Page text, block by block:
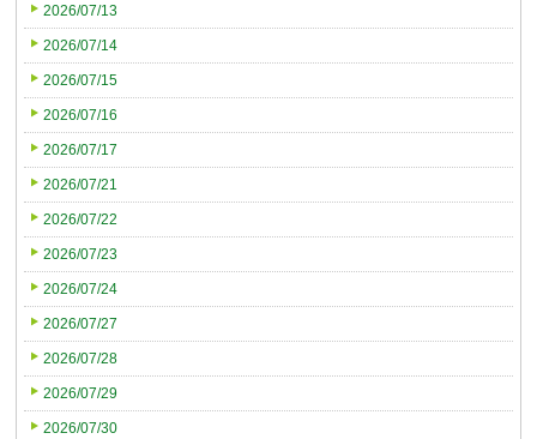
2026/07/13
2026/07/14
2026/07/15
2026/07/16
2026/07/17
2026/07/21
2026/07/22
2026/07/23
2026/07/24
2026/07/27
2026/07/28
2026/07/29
2026/07/30